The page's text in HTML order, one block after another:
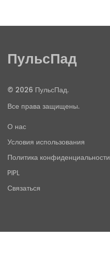
ПульсПад
© 2026 ПульсПад.
Все права защищены.
О нас
Условия использования
Политика конфиденциальности
PIPL
Связаться